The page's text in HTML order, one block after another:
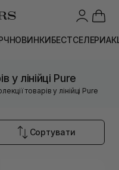
НОВИНКИБЕСТСЕЛЕРИ
у лінійці Pure
товарів у лінійці Pure
Сортувати